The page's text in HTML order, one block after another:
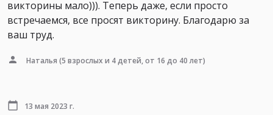
викторины мало))). Теперь даже, если просто
встречаемся, все просят викторину. Благодарю за
ваш труд.
Наталья (5 взрослых и 4 детей, от 16 до 40 лет)
13 мая 2023 г.